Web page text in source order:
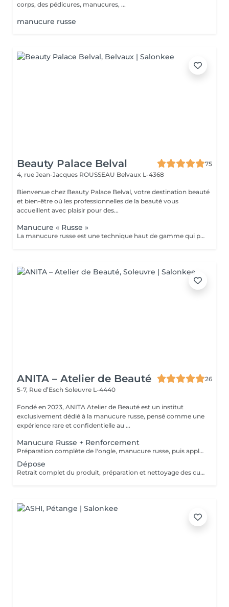
corps, des pédicures, manucures, ...
manucure russe
Beauty Palace Belval
75
4, rue Jean-Jacques ROUSSEAU Belvaux L-4368
Bienvenue chez Beauty Palace Belval, votre destination beauté
et bien-être où les professionnelles de la beauté vous
accueillent avec plaisir pour des...
Manucure « Russe »
La manucure russe est une technique haut de gamme qui permet d'obtenir des ongles impeccables et soignés dans les moindres détails. Contrairement à la manucure classique, elle consiste à travailler minutieusement le contour de l'ongle et les cuticules à l'aide de la ponceuse et d'embouts spécifiques, pour un résultat net, élégant et longue durée. résultats: *Ongles nets et élégants *Pose de vernis plus précises et durable *Résultat soigné et longue tenue
ANITA – Atelier de Beauté
26
5-7, Rue d’Esch Soleuvre L-4440
Fondé en 2023, ANITA Atelier de Beauté est un institut
exclusivement dédié à la manucure russe, pensé comme une
expérience rare et confidentielle au ...
Manucure Russe + Renforcement
Préparation complète de l'ongle, manucure russe, puis application d'un renfort avec base teintée couleur naturelle pour solidifier la plaque, unifier l'ongle et améliorer la tenue.
Dépose
Retrait complet du produit, préparation et nettoyage des cuticules en manucure russe, puis application d'huile pour cuticules et ongles afin de laisser une plaque propre, saine et hydratée.